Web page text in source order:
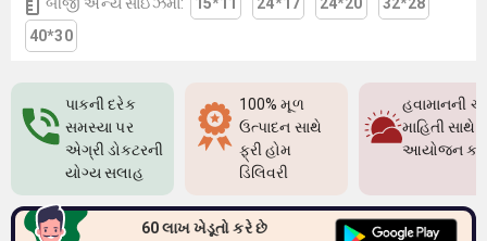
40*30
પાકની દરેક
સમસ્યા પર
એગ્રી ડોક્ટરની
યોગ્ય સલાહ
100% મૂળ
ઉત્પાદન સાથે
ફ્રી હોમ
ડિલિવરી
હવામાનની
માહિતી સાથે
આયોજન
60 લાખ ખેડૂતો કરે છે